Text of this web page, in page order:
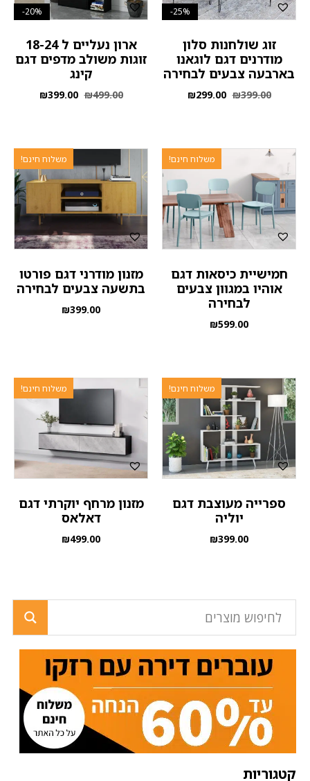
קטגוריות
25%-
זוג שולחנות סלון
מודרנים דגם לוגאנו
בארבעה צבעים לבחירה
₪399.00
₪299.00
20%-
ארון נעליים ל 18-24
זוגות משולב מדפים דגם
קינג
₪499.00
₪399.00
משלוח חינם!
חמישיית כיסאות דגם
אוהיו במגוון צבעים
לבחירה
₪599.00
משלוח חינם!
מזנון מודרני דגם פורטו
בתשעה צבעים לבחירה
₪399.00
משלוח חינם!
ספרייה מעוצבת דגם
יוליה
₪399.00
משלוח חינם!
מזנון מרחף יוקרתי דגם
דאלאס
₪499.00